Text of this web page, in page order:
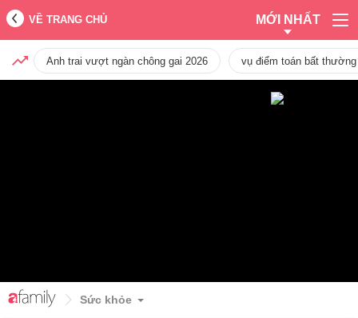
VỀ TRANG CHỦ MỚI NHẤT
Anh trai vượt ngàn chông gai 2026 vụ điểm toán bất
Sức khỏe